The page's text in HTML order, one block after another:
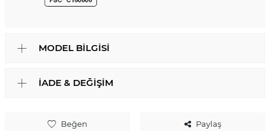
Beğen Paylaş
MODEL BILGISI
İADE & DEĞIŞIM